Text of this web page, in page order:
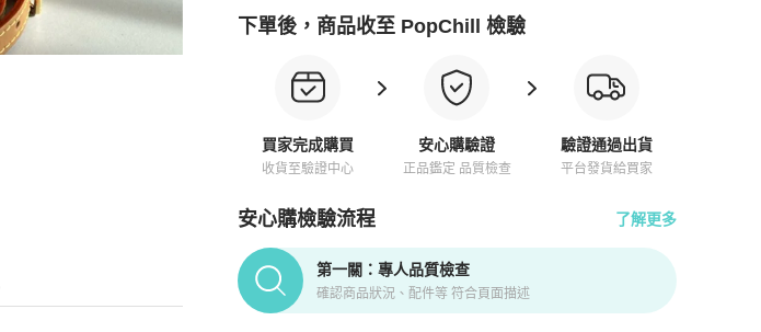
下單後，商品收至 PopChill 檢驗
買家完成購買
收貨至驗證中心
安心購驗證
正品鑑定 品質檢查
驗證通過出貨
平台發貨給買家
安心購檢驗流程 了解更多
PopChill拍拍圈正品驗證、安心購檢驗流程介紹
第一關：專人品質檢查
確認商品狀況、配件等 符合頁面描述